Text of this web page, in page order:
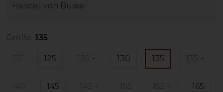
Halsteil von Busse
Größe: 135
125 130 135
145 165